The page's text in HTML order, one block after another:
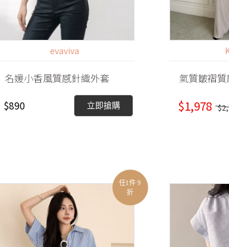
evaviva
名媛小香風質感針織外套
$890 立即搶購
氣質皺褶
$1,978
任1件 9
折